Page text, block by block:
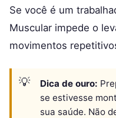
Se você é um
Muscular impede o
movimentos
Dica de ouro:
se estivesse
sua saúde. Não